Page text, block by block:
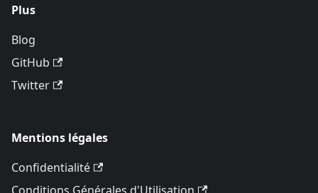
Plus
Blog
GitHub
Twitter
Mentions légales
Confidentialité